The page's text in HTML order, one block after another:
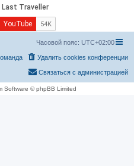
Часовой пояс: UTC+02:00
Удалить cookies конференции
Связаться с администрацией
Software © phpBB Limited